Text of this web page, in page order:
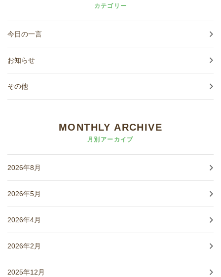
カテゴリー
今日の一言
お知らせ
その他
MONTHLY ARCHIVE
月別アーカイブ
2026年8月
2026年5月
2026年4月
2026年2月
2025年12月